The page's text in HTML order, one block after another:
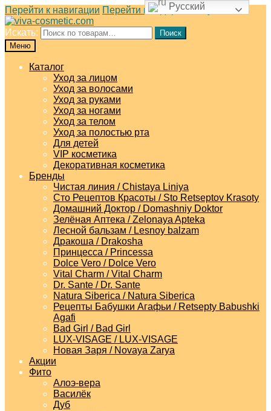
Перейти к навигации Перейти к содержимому
Искать:
Поиск
Меню
Каталог
Уход за лицом
Уход за волосами
Уход за руками
Уход за ногами
Уход за телом
Уход за полостью рта
Для детей
VIP косметика
Декоративная косметика
Бренды
Чистая линия / Chistaya Liniya
Сто Рецептов Красоты / Sto Retseptov Krasoty
Домашний Доктор / Domashniy Doktor
Зелёная Аптека / Zelonaya Apteka
Лесной бальзам / Lesnoy balzam
Дракоша / Drakosha
Принцесса / Princessa
Dolce Vero / Dolce Vero
Vital Charm / Vital Charm
Dr. Sante / Dr. Sante
Natura Siberica / Natura Siberica
Рецепты Бабушки Агафьи / Retsepty Babushki
Agafi
Bad Girl / Bad Girl
LUX-VISAGE / LUX-VISAGE
Новая Заря / Novaya Zarya
Акции
Фито
Алоэ-вера
Василёк
Дуб
Русский